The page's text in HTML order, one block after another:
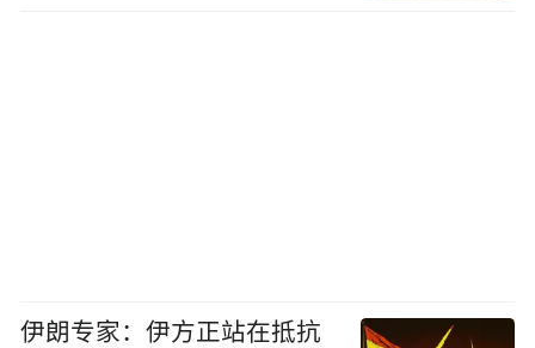
伊朗专家：伊方正站在抵抗